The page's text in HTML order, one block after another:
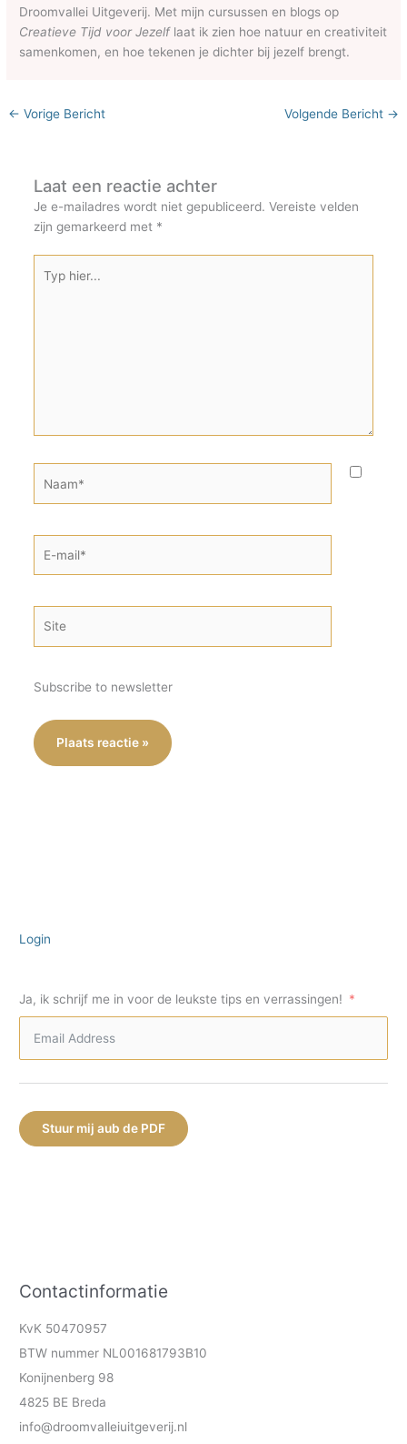
Droomvallei Uitgeverij. Met mijn cursussen en blogs op
Creatieve Tijd voor Jezelflaat ik zien hoe natuur en creativiteit
samenkomen, en hoe tekenen je dichter bij jezelf brengt.
← Vorige Bericht Volgende Bericht →
Laat een reactie achter
Je e-mailadres wordt niet gepubliceerd. Vereiste velden
zijn gemarkeerd met *
hier...
mail*
Subscribe to newsletter
Login
Ja, ik schrijf me in voor de leukste tips en verrassingen!
Stuur mij aub de PDF
Contactinformatie
KvK 50470957
BTW nummer NL001681793B10
Konijnenberg 98
4825 BE Breda
info@droomvalleiuitgeverij.nl